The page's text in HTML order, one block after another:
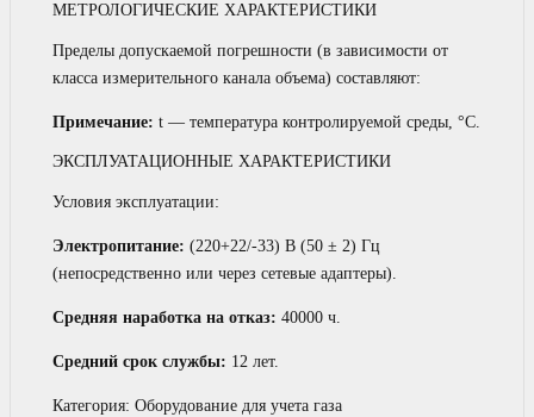
МЕТРОЛОГИЧЕСКИЕ ХАРАКТЕРИСТИКИ
Пределы допускаемой погрешности (в зависимости от
класса измерительного канала объема) составляют:
Примечание: t — температура контролируемой среды, °С.
ЭКСПЛУАТАЦИОННЫЕ ХАРАКТЕРИСТИКИ
Условия эксплуатации:
Электропитание: (220+22/-33) В (50 ± 2) Гц
(непосредственно или через сетевые адаптеры).
Средняя наработка на отказ: 40000 ч.
Средний срок службы: 12 лет.
Категория: Оборудование для учета газа